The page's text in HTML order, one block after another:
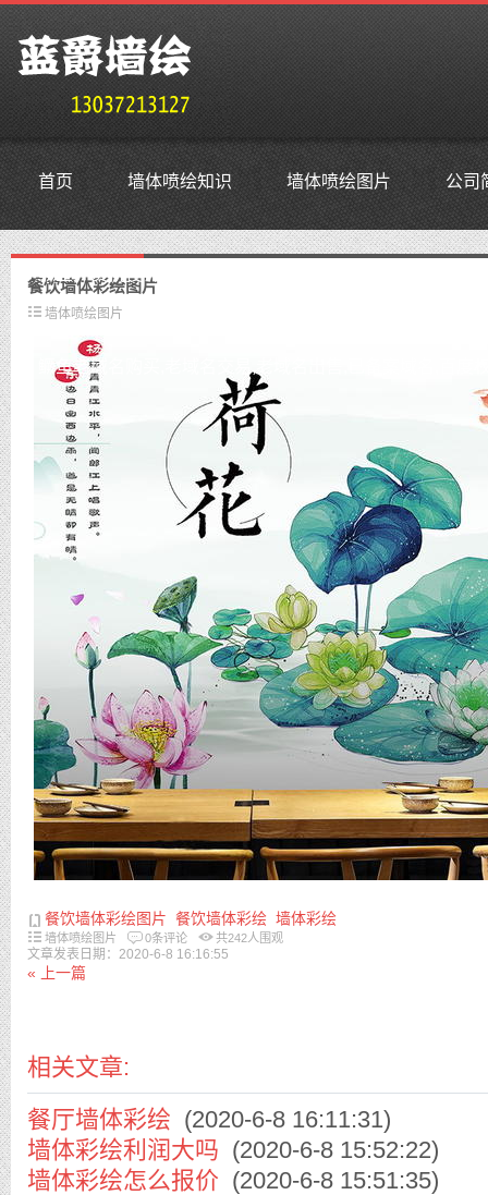
首页 墙体喷绘知识 墙体喷绘图片 公司
鳜鱼外贸抗投诉服务器,免投诉vps,防投诉主机空间,美国
鳜鱼老域名购买,老域名交易,老域名出售,已备案域名,百
餐饮墙体彩绘图片
墙体喷绘图片
餐饮墙体彩绘图片 餐饮墙体彩绘 墙体彩绘
墙体喷绘图片 0条评论 共242人围观
文章发表日期：2020-6-8 16:16:55
« 上一篇
相关文章:
餐厅墙体彩绘 (2020-6-8 16:11:31)
墙体彩绘利润大吗 (2020-6-8 15:52:22)
墙体彩绘怎么报价 (2020-6-8 15:51:35)